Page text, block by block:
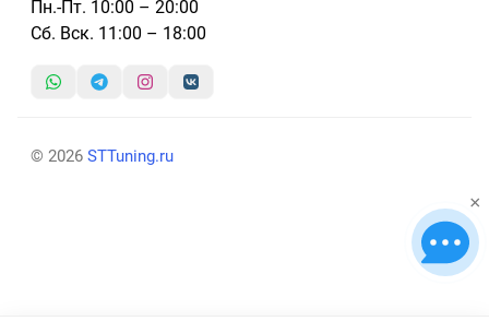
Пн.-Пт. 10:00 – 20:00
Сб. Вск. 11:00 – 18:00
© 2026 STTuning.ru
×